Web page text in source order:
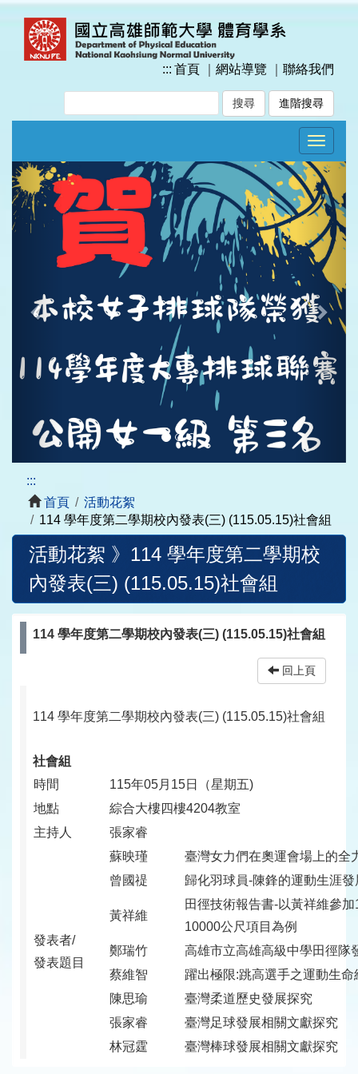
跳
::: 首頁 網站導覽 聯絡我們
進階搜尋
Toggle
Previous Next
:::
首頁
活動花絮
114 學年度第二學期校內發表(三) (115.05.15)社會組
活動花絮 》 114 學年度第二學期校
內發表(三) (115.05.15)社會組
114 學年度第二學期校內發表(三) (115.05.15)社會組
回上頁
114 學年度第二學期校內發表(三) (115.05.15)社會組
社會組
時間
115年05月15日（星期五)
地點
綜合大樓四樓4204教室
主持人
張家睿
發表者/
發表題目
蘇映瑾
臺灣女力們在奧運會場上的全
曾國禔
歸化羽球員-陳鋒的運動生涯發
黃祥維
田徑技術報告書-以黃祥維參
10000公尺項目為例
鄭瑞竹
高雄市立高雄高級中學田徑隊
蔡維智
躍出極限:跳高選手之運動生命
陳思瑜
臺灣柔道歷史發展探究
張家睿
臺灣足球發展相關文獻探究
林冠霆
臺灣棒球發展相關文獻探究